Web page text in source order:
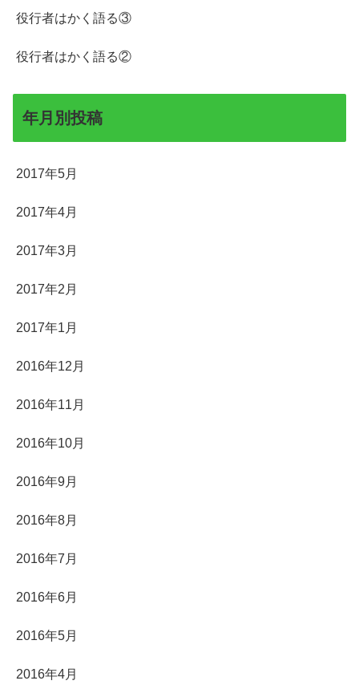
役行者はかく語る③
役行者はかく語る②
年月別投稿
2017年5月
2017年4月
2017年3月
2017年2月
2017年1月
2016年12月
2016年11月
2016年10月
2016年9月
2016年8月
2016年7月
2016年6月
2016年5月
2016年4月